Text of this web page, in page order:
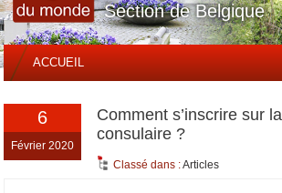
Section de Belgique
ACCUEIL
6
Février 2020
Comment s’inscrire sur
consulaire ?
Classé dans :Articles